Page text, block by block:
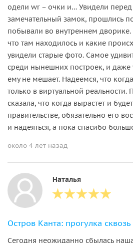
одели wr – очки и… Увидели перед
замечательный замок, прошлись
побывали во внутреннем
что там находилось и какие
увидели старые фото. Самое
среди нынешних построек, и
ему не мешает. Надеемся, что
только в виртуальной реальности.
сказала, что когда вырастет и
правительстве, обязательно его
и надеяться, а пока спасибо
около 4 лет назад
Наталья
Остров Канта: прогулка
Сегодня неожиданно сбылась